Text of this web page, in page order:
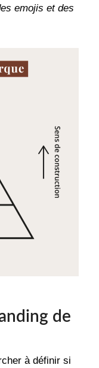
emojis et des
de
à définir si